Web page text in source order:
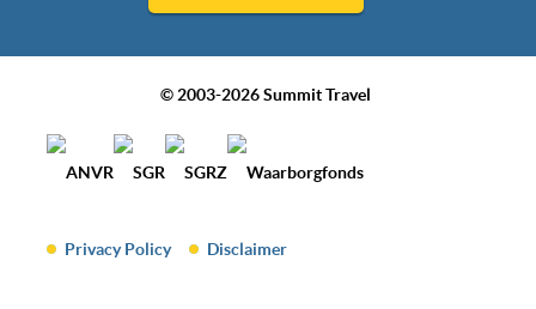
© 2003-2026 Summit Travel
Privacy Policy Disclaimer